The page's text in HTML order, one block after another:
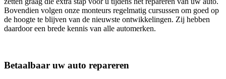
Bovendien volgen onze monteurs regelmatig cursussen om goed op
de hoogte te blijven van de nieuwste ontwikkelingen. Zij hebben
daardoor een brede kennis van alle automerken.
Betaalbaar uw auto repareren